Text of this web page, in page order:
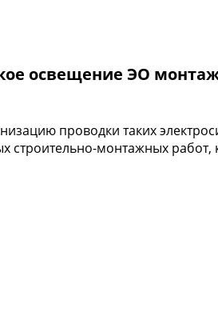
освещение ЭО
проводки таких
монтажных